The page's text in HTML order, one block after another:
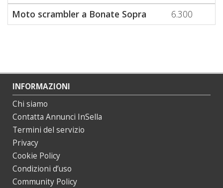
Moto scrambler a Bonate Sopra
6.300
INFORMAZIONI
Chi siamo
Contatta Annunci InSella
Termini del servizio
Privacy
Cookie Policy
Condizioni d’uso
Community Policy